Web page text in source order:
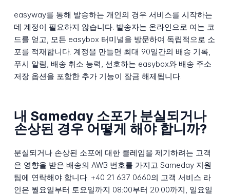
easyway를 통해 발송하는 개인의 경우 서비스를 시작하는
데 계정이 필요하지 않습니다. 발송자는 온라인으로 여는 코
드를 얻고, 모든 easybox 터미널을 방문하여 독립적으로 소
포를 적재합니다. 계정을 만들면 최대 90일간의 배송 기록,
푸시 알림, 배송 취소 능력, 선호하는 easybox와 배송 주소
저장 옵션을 포함한 추가 기능이 잠금 해제됩니다.
내 Sameday 소포가 분실되거나
손상된 경우 어떻게 해야 합니까?
분실되거나 손상된 소포에 대한 클레임을 제기하려는 고객
은 영향을 받은 배송의 AWB 번호를 가지고 Sameday 지원
팀에 연락해야 합니다. +40 21 637 0660의 고객 서비스 라
인은 월요일부터 토요일까지 08:00부터 20:00까지, 일요일